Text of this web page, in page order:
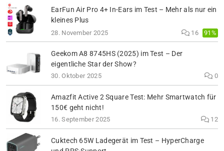
EarFun Air Pro 4+ In-Ears im Test – Mehr als nur ein
kleines Plus
28. November 2025 16 91%
Geekom A8 8745HS (2025) im Test – Der
eigentliche Star der Show?
30. Oktober 2025 0
Amazfit Active 2 Square Test: Mehr Smartwatch für
150€ geht nicht!
16. September 2025 12
Cuktech 65W Ladegerät im Test – HyperCharge